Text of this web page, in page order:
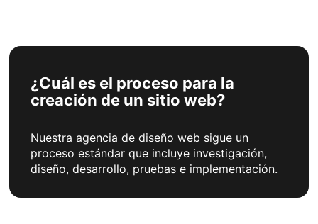
¿Cuál es el proceso para la
creación de un sitio web?
Nuestra agencia de diseño web sigue un
proceso estándar que incluye investigación,
diseño, desarrollo, pruebas e implementación.